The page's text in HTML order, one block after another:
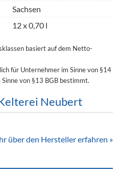
Sachsen
12 x 0,70 l
basiert auf dem Netto-
für Unternehmer im Sinne von §14
von §13 BGB bestimmt.
Neubert
über den Hersteller erfahren »